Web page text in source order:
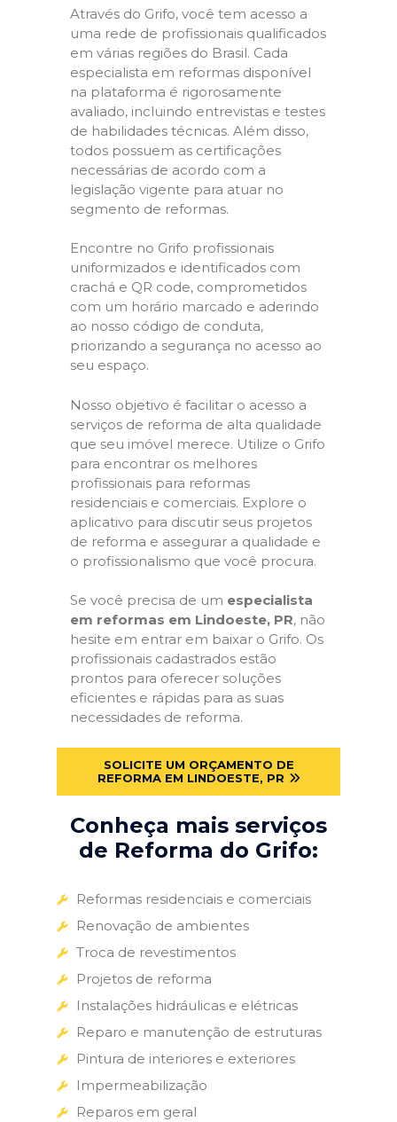
Através do Grifo, você tem acesso a
uma rede de profissionais qualificados
em várias regiões do Brasil. Cada
especialista em reformas disponível
na plataforma é rigorosamente
avaliado, incluindo entrevistas e testes
de habilidades técnicas. Além disso,
todos possuem as certificações
necessárias de acordo com a
legislação vigente para atuar no
segmento de reformas.
Encontre no Grifo profissionais
uniformizados e identificados com
crachá e QR code, comprometidos
com um horário marcado e aderindo
ao nosso código de conduta,
priorizando a segurança no acesso ao
seu espaço.
Nosso objetivo é facilitar o acesso a
serviços de reforma de alta qualidade
que seu imóvel merece. Utilize o Grifo
para encontrar os melhores
profissionais para reformas
residenciais e comerciais. Explore o
aplicativo para discutir seus projetos
de reforma e assegurar a qualidade e
o profissionalismo que você procura.
Se você precisa de um especialista
em reformas em Lindoeste, PR, não
hesite em entrar em baixar o Grifo. Os
profissionais cadastrados estão
prontos para oferecer soluções
eficientes e rápidas para as suas
necessidades de reforma.
SOLICITE UM ORÇAMENTO DE
REFORMA EM LINDOESTE, PR
Conheça mais serviços
de Reforma do Grifo:
Reformas residenciais e comerciais
Renovação de ambientes
Troca de revestimentos
Projetos de reforma
Instalações hidráulicas e elétricas
Reparo e manutenção de estruturas
Pintura de interiores e exteriores
Impermeabilização
Reparos em geral